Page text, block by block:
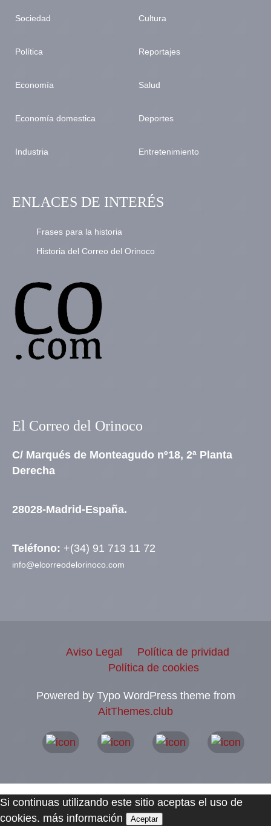
Sociedad
Política
Economía
Economía domestica
Industria
Cultura
Reportajes
Salud
Deportes
Entretenimiento
ENLACES DE INTERÉS
Frases para la historia
Historia del Correo del Orinoco
El Correo del Orinoco
C/ Marqués de Monteagudo nº18, 2ª Planta
Derecha
28028-Madrid-España.
Teléfono: +(34) 91 713 11 72
info@elcorreodelorinoco.com
Aviso Legal
Política de prividad
Política de cookies
Powered by Typo WordPress theme from
AitThemes.club
Si continuas utilizando este sitio aceptas el uso de
cookies. más información Aceptar